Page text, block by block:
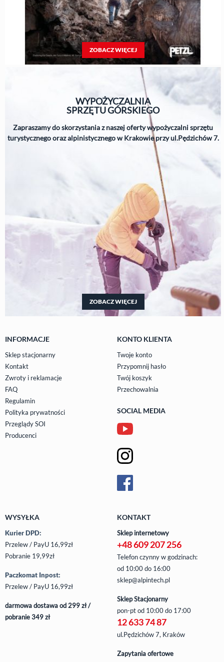
ZOBACZ WIĘCEJ
WYPOŻYCZALNIA
SPRZĘTUGÓRSKIEGO
Zapraszamy do skorzystania z naszej oferty wypożyczalni sprzętu
turystycznego oraz alpinistycznego w Krakowie przy ul.Pędzichów 7.
ZOBACZ WIĘCEJ
INFORMACJE
Sklep stacjonarny
Kontakt
Zwroty i reklamacje
FAQ
Regulamin
Polityka prywatności
Przeglądy SOI
Producenci
KONTO KLIENTA
Twoje konto
Przypomnij hasło
Twój koszyk
Przechowalnia
SOCIAL MEDIA
WYSYŁKA
Kurier DPD:
Przelew / PayU 16,99zł
Pobranie 19,99zł
Paczkomat Inpost:
Przelew / PayU 16,99zł
darmowa dostawa od 299 zł /
pobranie 349 zł
KONTAKT
Sklep internetowy
+48 609 207 256
Telefon czynny w godzinach:
od 10:00 do 16:00
sklep@alpintech.pl
Sklep Stacjonarny
pon-ptod 10:00 do 17:00
12 633 74 87
ul.Pędzichów 7, Kraków
Zapytania ofertowe